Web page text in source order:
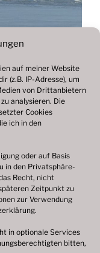
auf meiner Website
(z.B. IP-Adresse), um
von Drittanbietern
analysieren. Die
Cookies
ich in den
oder auf Basis
in den Privatsphäre-
Recht, nicht
Zeitpunkt zu
zur Verwendung
.
in optionale Services
bitten,